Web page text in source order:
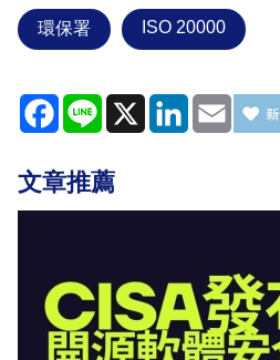
環保署 ISO 20000
Facebook
Line X LinkedIn
Email
文章推薦